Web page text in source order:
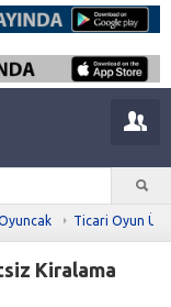
Ticari Oyun
Kiralama